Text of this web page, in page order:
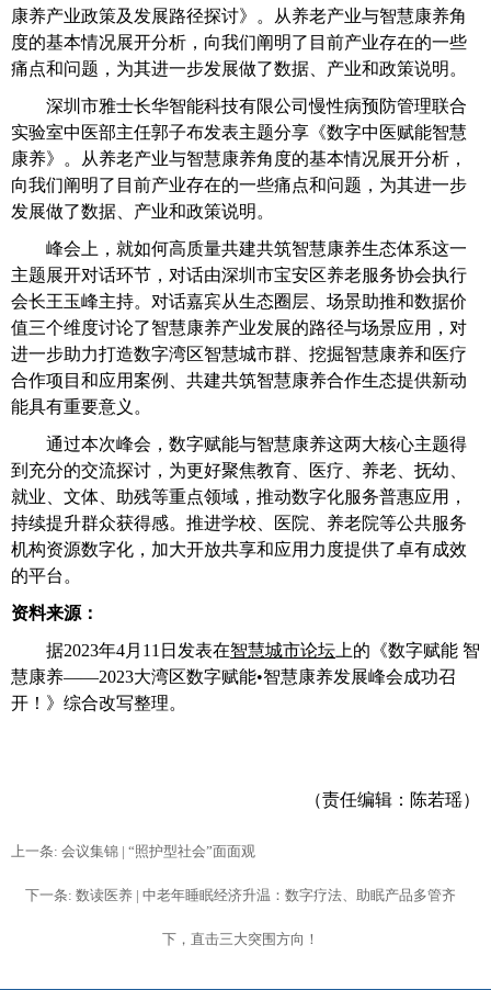
康养产业政策及发展路径探讨》。从养老产业与智慧康养角
度的基本情况展开分析，向我们阐明了目前产业存在的一些
痛点和问题，为其进一步发展做了数据、产业和政策说明。
深圳市雅士长华智能科技有限公司慢性病预防管理联合
实验室中医部主任郭子布发表主题分享《数字中医赋能智慧
康养》。从养老产业与智慧康养角度的基本情况展开分析，
向我们阐明了目前产业存在的一些痛点和问题，为其进一步
发展做了数据、产业和政策说明。
峰会上，就如何高质量共建共筑智慧康养生态体系这一
主题展开对话环节，对话由深圳市宝安区养老服务协会执行
会长王玉峰主持。对话嘉宾从生态圈层、场景助推和数据价
值三个维度讨论了智慧康养产业发展的路径与场景应用，对
进一步助力打造数字湾区智慧城市群、挖掘智慧康养和医疗
合作项目和应用案例、共建共筑智慧康养合作生态提供新动
能具有重要意义。
通过本次峰会，数字赋能与智慧康养这两大核心主题得
到充分的交流探讨，为更好聚焦教育、医疗、养老、抚幼、
就业、文体、助残等重点领域，推动数字化服务普惠应用，
持续提升群众获得感。推进学校、医院、养老院等公共服务
机构资源数字化，加大开放共享和应用力度提供了卓有成效
的平台。
资料来源：
据2023年4月 11 日发表在智慧城市论坛 上的《数字赋能 智
慧康养——2023大湾区数字赋能•智慧康养发展峰会成功召
开！》综合改写整理。
（责任编辑：陈若瑶）
上一条: 会议集锦 | “照护型社会”面面观
下一条: 数读医养 | 中老年睡眠经济升温：数字疗法、助眠产品多管齐
下，直击三大突围方向！